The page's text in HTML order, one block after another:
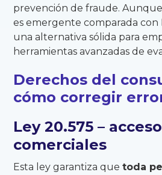
prevención de fraude.
es emergente comparada con
una alternativa sólida para
herramientas avanzadas de
Derechos del
cómo corregir
Ley 20.575 –
comerciales
Esta ley garantiza quetoda